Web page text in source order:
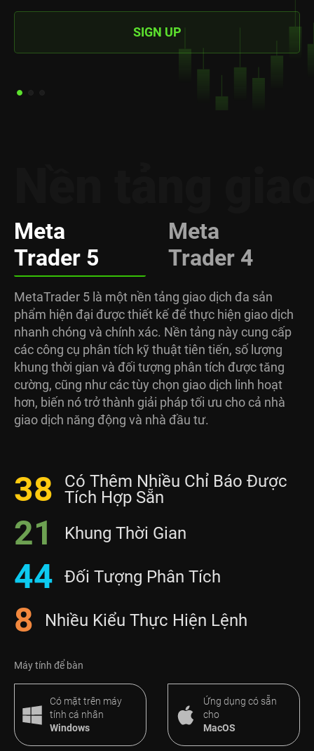
Meta
Trader 5
Meta
Trader 4
MetaTrader 5 là một nền tảng giao dịch đa sản
phẩm hiện đại được thiết kế để thực hiện giao dịch
nhanh chóng và chính xác. Nền tảng này cung cấp
các công cụ phân tích kỹ thuật tiên tiến, số lượng
khung thời gian và đối tượng phân tích được tăng
cường, cũng như các tùy chọn giao dịch linh hoạt
hơn, biến nó trở thành giải pháp tối ưu cho cả nhà
giao dịch năng động và nhà đầu tư.
38
Có Thêm Nhiều Chỉ Báo Được
Tích Hợp Sẵn
21 Khung Thời Gian
44 Đối Tượng Phân Tích
8 Nhiều Kiểu Thực Hiện Lệnh
Máy tính để bàn
Có mặt trên máy
tính cá nhân
Windows
Ứng dụng có sẵn
cho
MacOS